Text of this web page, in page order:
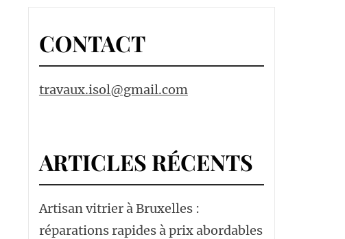
CONTACT
travaux.isol@gmail.com
ARTICLES RÉCENTS
Artisan vitrier à Bruxelles :
réparations rapides à prix abordables